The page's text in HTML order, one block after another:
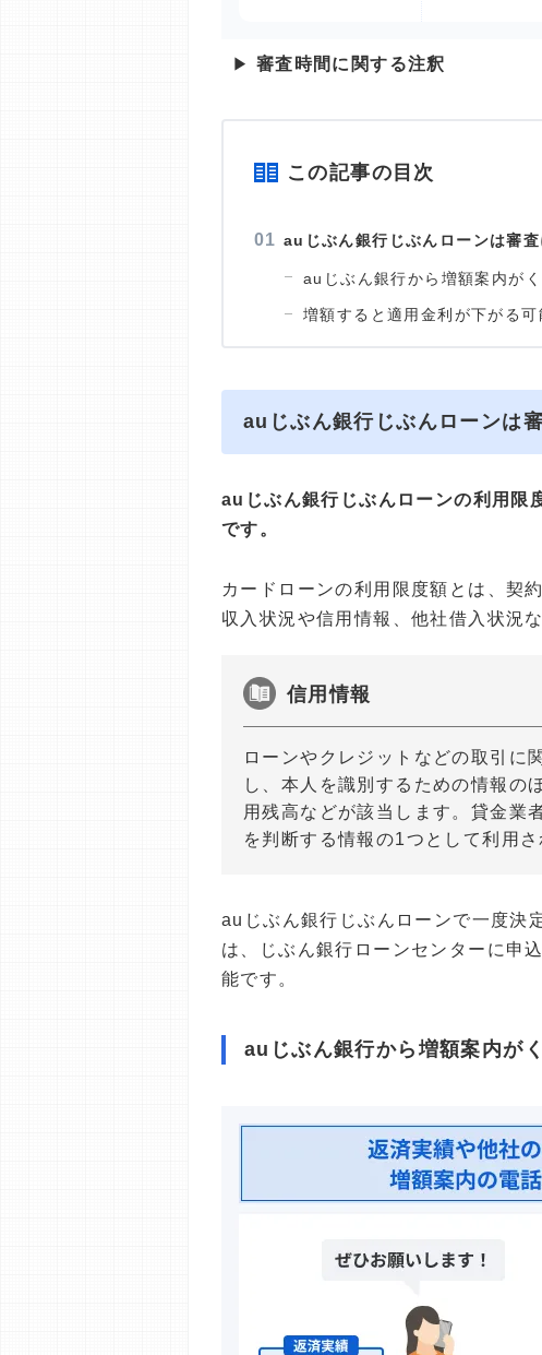
▶ 審査時間に関する注釈
この記事の目次
auじぶん銀行じぶんローンは審
auじぶん銀行から増額案内が
増額すると適用金利が下がる可
auじぶん銀行じぶんローンは
auじぶん銀行じぶんローンの利用限
です。
カードローンの利用限度額とは、契
収入状況や信用情報、他社借入状況
信用情報
ローンやクレジットなどの取引に
し、本人を識別するための情報の
用残高などが該当します。貸金業
を判断する情報の1つとして利用さ
auじぶん銀行じぶんローンで一度決
は、じぶん銀行ローンセンターに申
能です。
auじぶん銀行から増額案内が